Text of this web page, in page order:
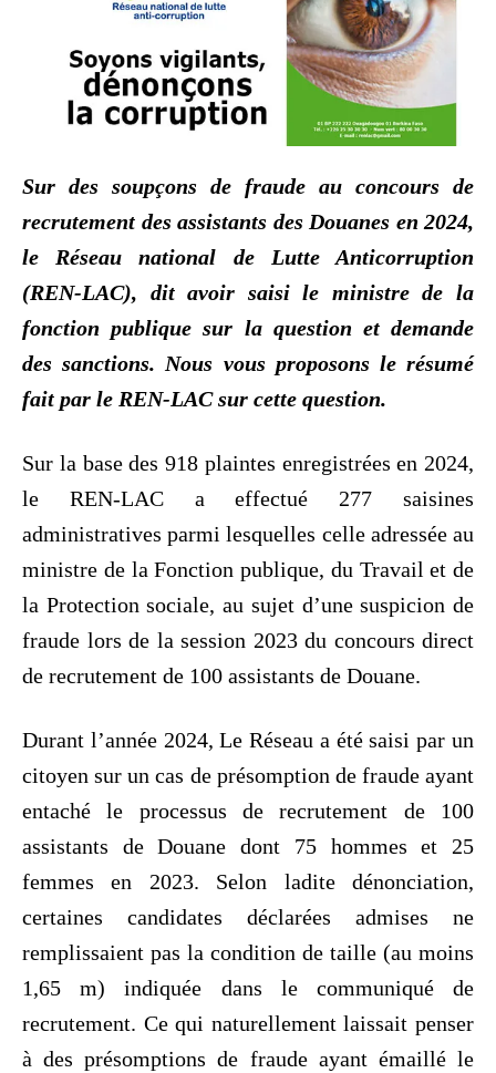
Sur des soupçons de fraude au concours de
recrutement des assistants des Douanes en 2024,
le Réseau national de Lutte Anticorruption
(REN-LAC), dit avoir saisi le ministre de la
fonction publique sur la question et demande
des sanctions. Nous vous proposons le résumé
fait par le REN-LAC sur cette question.
Sur la base des 918 plaintes enregistrées en 2024,
le REN-LAC a effectué 277 saisines
administratives parmi lesquelles celle adressée au
ministre de la Fonction publique, du Travail et de
la Protection sociale, au sujet d’une suspicion de
fraude lors de la session 2023 du concours direct
de recrutement de 100 assistants de Douane.
Durant l’année 2024, Le Réseau a été saisi par un
citoyen sur un cas de présomption de fraude ayant
entaché le processus de recrutement de 100
assistants de Douane dont 75 hommes et 25
femmes en 2023. Selon ladite dénonciation,
certaines candidates déclarées admises ne
remplissaient pas la condition de taille (au moins
1,65 m) indiquée dans le communiqué de
recrutement. Ce qui naturellement laissait penser
à des présomptions de fraude ayant émaillé le